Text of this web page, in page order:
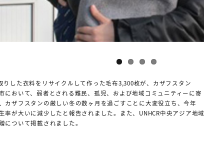
りした衣料をリサイクルして作った毛布3,300枚が、カザフスタン
において、弱者とされる難民、孤児、および地域コミュニティーに寄
カザフスタンの厳しい冬の数ヶ月を過ごすことに大変役立ち、今年
率が大いに減少したと報告されました。また、UNHCR中央アジア地域
について掲載されました。